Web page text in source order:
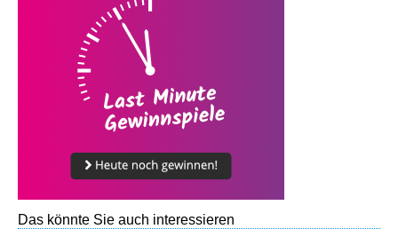
Das könnte Sie auch interessieren